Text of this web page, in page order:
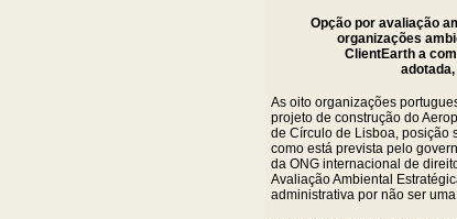
Opção por avaliação
organizações
ClientEarth a
As oito organizações
projeto de construção do
de Círculo de Lisboa, posição
como está prevista pelo
da ONG internacional de
Avaliação Ambiental
administrativa por não ser